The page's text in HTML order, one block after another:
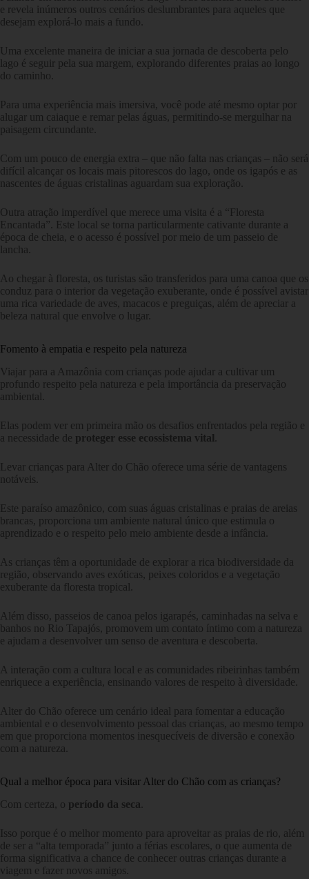
e revela inúmeros outros cenários deslumbrantes para aqueles que
desejam explorá-lo mais a fundo.
Uma excelente maneira de iniciar a sua jornada de descoberta pelo
lago é seguir pela sua margem, explorando diferentes praias ao longo
do caminho.
Para uma experiência mais imersiva, você pode até mesmo optar por
alugar um caiaque e remar pelas águas, permitindo-se mergulhar na
paisagem circundante.
Com um pouco de energia extra – que não falta nas crianças – não será
difícil alcançar os locais mais pitorescos do lago, onde os igapós e as
nascentes de águas cristalinas aguardam sua exploração.
Outra atração imperdível que merece uma visita é a “Floresta
Encantada”. Este local se torna particularmente cativante durante a
época de cheia, e o acesso é possível por meio de um passeio de
lancha.
Ao chegar à floresta, os turistas são transferidos para uma canoa que os
conduz para o interior da vegetação exuberante, onde é possível avistar
uma rica variedade de aves, macacos e preguiças, além de apreciar a
beleza natural que envolve o lugar.
Fomento à empatia e respeito pela natureza
Viajar para a Amazônia com crianças pode ajudar a cultivar um
profundo respeito pela natureza e pela importância da preservação
ambiental.
Elas podem ver em primeira mão os desafios enfrentados pela região e
a necessidade de proteger esse ecossistema vital
Levar crianças para Alter do Chão oferece uma série de vantagens
notáveis.
Este paraíso amazônico, com suas águas cristalinas e praias de areias
brancas, proporciona um ambiente natural único que estimula o
aprendizado e o respeito pelo meio ambiente desde a infância.
As crianças têm a oportunidade de explorar a rica biodiversidade da
região, observando aves exóticas, peixes coloridos e a vegetação
exuberante da floresta tropical.
Além disso, passeios de canoa pelos igarapés, caminhadas na selva e
banhos no Rio Tapajós, promovem um contato íntimo com a natureza
e ajudam a desenvolver um senso de aventura e descoberta.
A interação com a cultura local e as comunidades ribeirinhas também
enriquece a experiência, ensinando valores de respeito à diversidade.
Alter do Chão oferece um cenário ideal para fomentar a educação
ambiental e o desenvolvimento pessoal das crianças, ao mesmo tempo
em que proporciona momentos inesquecíveis de diversão e conexão
com a natureza.
Qual a melhor época para visitar Alter do Chão com as crianças?
Com certeza, o período da seca
Isso porque é o melhor momento para aproveitar as praias de rio, além
de ser a “alta temporada” junto a férias escolares, o que aumenta de
forma significativa a chance de conhecer outras crianças durante a
viagem e fazer novos amigos.